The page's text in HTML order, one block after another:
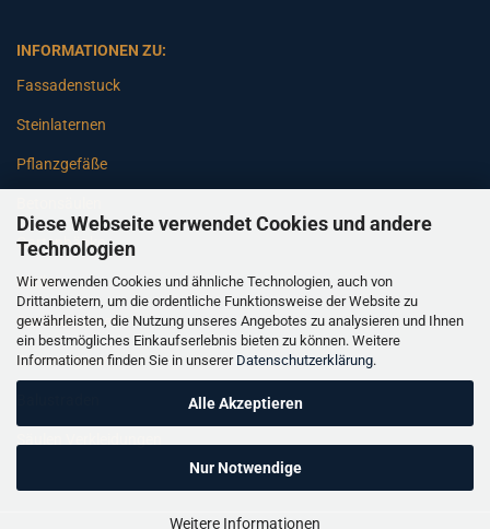
Diese Webseite verwendet Cookies und andere
Technologien
Wir verwenden Cookies und ähnliche Technologien, auch von
Drittanbietern, um die ordentliche Funktionsweise der Website zu
gewährleisten, die Nutzung unseres Angebotes zu analysieren und Ihnen
ein bestmögliches Einkaufserlebnis bieten zu können. Weitere
Informationen finden Sie in unserer Datenschutzerklärung.
Alle Akzeptieren
Nur Notwendige
Weitere Informationen
INFORMATIONEN ZU:
Fassadenstuck
Steinlaternen
Pflanzgefäße
Gartenbänke
Pfeiler
Gartenbrunnen
Gartenfiguren